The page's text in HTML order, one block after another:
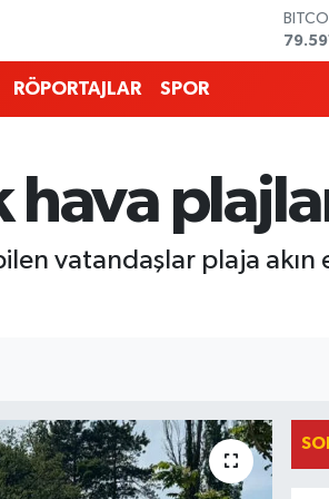
EURO
RÖPORTAJLAR SPOR
hava
vatandaşlar plaja akın